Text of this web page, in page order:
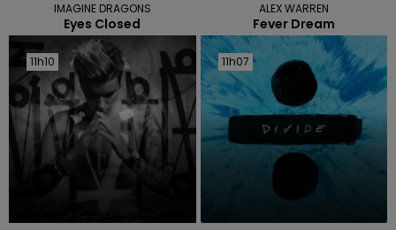
IMAGINE DRAGONS
Eyes Closed
ALEX WARREN
Fever Dream
11h10
11h10 11h07
11h07